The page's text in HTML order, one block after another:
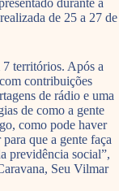
de 25 a 27 de
7 territórios. Após a
contribuições
de rádio e uma
de como a gente
como pode haver
que a gente faça
previdência social”,
Seu Vilmar